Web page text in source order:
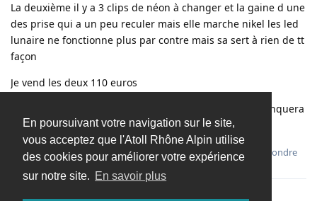
En poursuivant votre navigation sur le site,
vous acceptez que l'Atoll Rhône Alpin utilise
des cookies pour améliorer votre expérience
sur notre site. En savoir plus
La deuxième il y a 3 clips de néon à changer et la gaine d une
des prise qui a un peu reculer mais elle marche nikel les led
lunaire ne fonctionne plus par contre mais sa sert à rien de tt
façon
Je vend les deux 110 euros
Vendu avec support de cuve et kit de suspension il manquera
juste 2 cable en acier
Répondre